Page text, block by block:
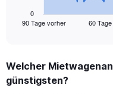
Range:
91
90 Tage vorher 60
0
End
Welcher
günstigsten?